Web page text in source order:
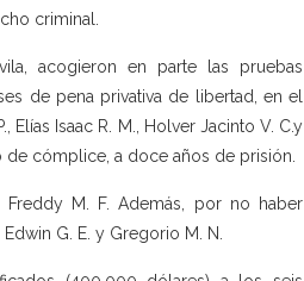
criminal.
acogieron en parte las pruebas
de pena privativa de libertad, en el
Isaac R. M., Holver Jacinto V. C.y
de cómplice, a doce años de prisión.
M. F. Además, por no haber
G. E. y Gregorio M. N.